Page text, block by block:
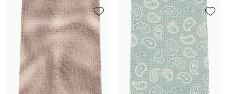
Toevoegen aan favorieten